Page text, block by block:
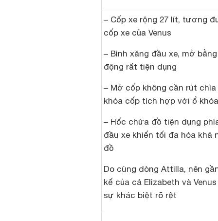
– Cốp xe rộng 27 lít, tương
cốp xe của Venus
– Bình xăng đầu xe, mở
động rất tiện dụng
– Mở cốp không cần rút
khóa cốp tích hợp với ổ
– Hốc chứa đồ tiện dụng
đầu xe khiến tối đa hóa khả
đồ
Do cùng dòng Attilla, nên
kế của cả Elizabeth và
sự khác biệt rõ rệt